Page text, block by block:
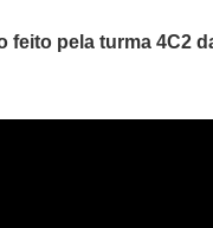
pela turma 4C2